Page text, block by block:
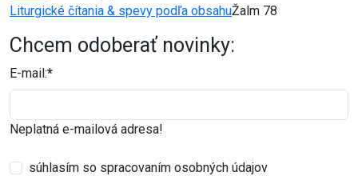
Liturgické čítania & spevy podľa obsahuŽalm 78
Chcem odoberať novinky:
E-mail:*
Neplatná e-mailová adresa!
súhlasím so spracovaním osobných údajov